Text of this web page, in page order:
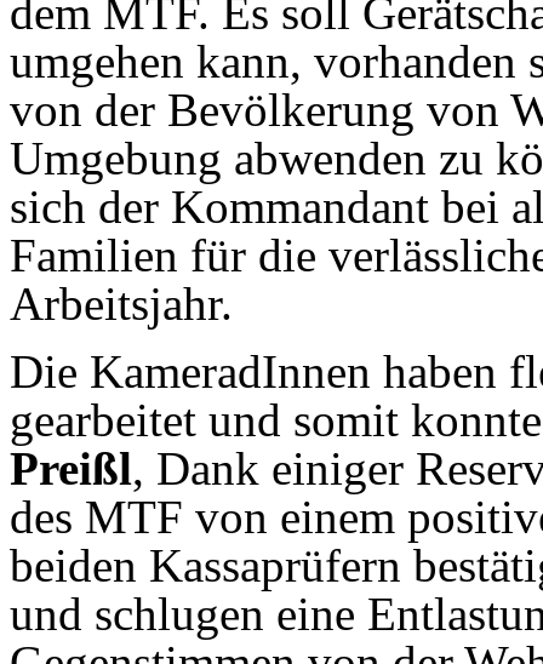
dem MTF. Es soll
umgehen kann, vorhanden
von der Bevölkerung von
Umgebung abwenden zu
sich der Kommandant bei
Familien für die
Arbeitsjahr.
Die KameradInnen haben
gearbeitet und somit
Preißl, Dank einiger
des MTF von einem
beiden Kassaprüfern
und schlugen eine